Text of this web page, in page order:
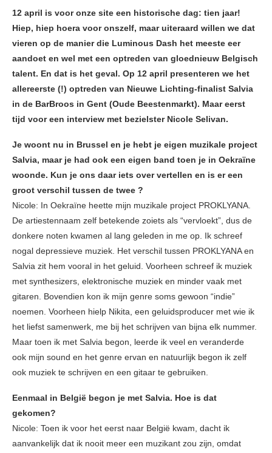
12 april is voor onze site een historische dag: tien jaar!
Hiep, hiep hoera voor onszelf, maar uiteraard willen we dat
vieren op de manier die Luminous Dash het meeste eer
aandoet en wel met een optreden van gloednieuw Belgisch
talent. En dat is het geval. Op 12 april presenteren we het
allereerste (!) optreden van Nieuwe Lichting-finalist Salvia
in de BarBroos in Gent (Oude Beestenmarkt). Maar eerst
tijd voor een interview met bezielster Nicole Selivan.
Je woont nu in Brussel en je hebt je eigen muzikale project
Salvia, maar je had ook een eigen band toen je in Oekraïne
woonde. Kun je ons daar iets over vertellen en is er een
groot verschil tussen de twee ?
Nicole: In Oekraïne heette mijn muzikale project PROKLYANA.
De artiestennaam zelf betekende zoiets als “vervloekt”, dus de
donkere noten kwamen al lang geleden in me op. Ik schreef
nogal depressieve muziek. Het verschil tussen PROKLYANA en
Salvia zit hem vooral in het geluid. Voorheen schreef ik muziek
met synthesizers, elektronische muziek en minder vaak met
gitaren. Bovendien kon ik mijn genre soms gewoon “indie”
noemen. Voorheen hielp Nikita, een geluidsproducer met wie ik
het liefst samenwerk, me bij het schrijven van bijna elk nummer.
Maar toen ik met Salvia begon, leerde ik veel en veranderde
ook mijn sound en het genre ervan en natuurlijk begon ik zelf
ook muziek te schrijven en een gitaar te gebruiken.
Eenmaal in België begon je met Salvia. Hoe is dat
gekomen?
Nicole: Toen ik voor het eerst naar België kwam, dacht ik
aanvankelijk dat ik nooit meer een muzikant zou zijn, omdat